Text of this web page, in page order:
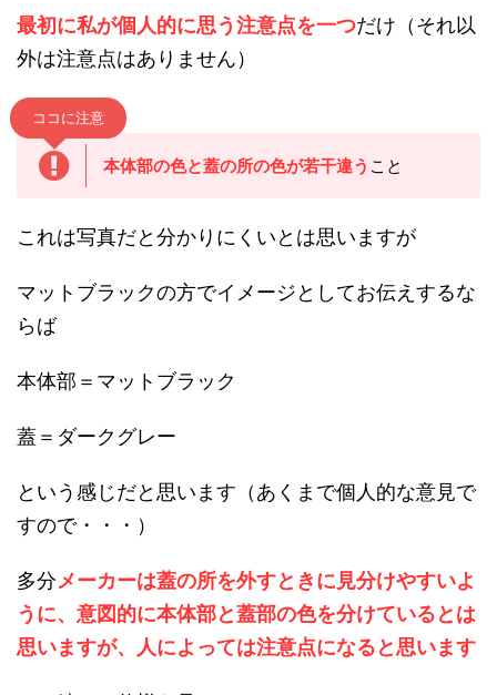
最初に私が個人的に思う注意点を一つだけ（それ以
外は注意点はありません）
ココに注意
本体部の色と蓋の所の色が若干違う こと
これは写真だと分かりにくいとは思いますが
マットブラックの方でイメージとしてお伝えするな
らば
本体部＝マットブラック
蓋＝ダークグレー
という感じだと思います（あくまで個人的な意見で
すので・・・）
多分メーカーは蓋の所を外すときに見分けやすいよ
うに、意図的に本体部と蓋部の色を分けているとは
思いますが、人によっては注意点になると思います